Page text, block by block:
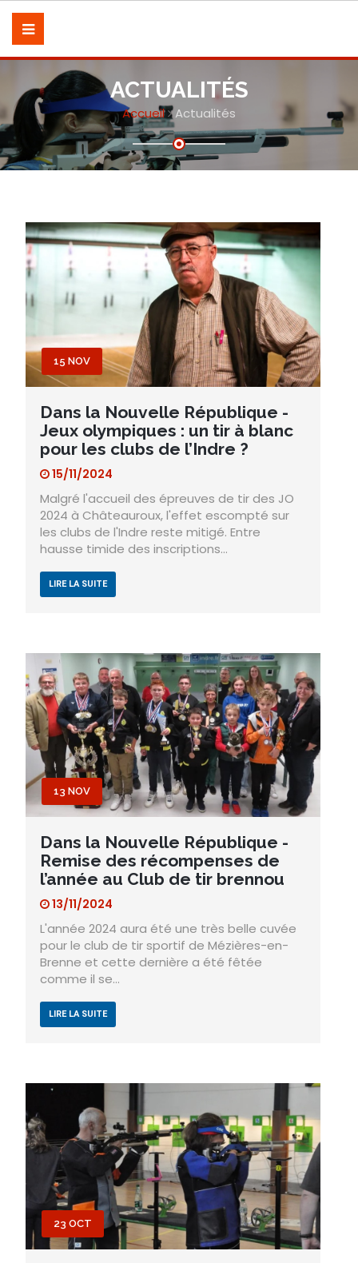
ACTUALITÉS
Accueil Actualités
15 NOV
Dans la Nouvelle République -
Jeux olympiques : un tir à blanc
pour les clubs de l’Indre ?
15/11/2024
Malgré l'accueil des épreuves de tir des JO
2024 à Châteauroux, l'effet escompté sur
les clubs de l'Indre reste mitigé. Entre
hausse timide des inscriptions…
LIRE LA SUITE
13 NOV
Dans la Nouvelle République -
Remise des récompenses de
l’année au Club de tir brennou
13/11/2024
L'année 2024 aura été une très belle cuvée
pour le club de tir sportif de Mézières-en-
Brenne et cette dernière a été fêtée
comme il se…
LIRE LA SUITE
23 OCT